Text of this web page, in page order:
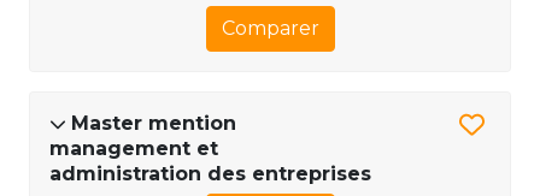
Comparer
Master mention
management et
administration des entreprises